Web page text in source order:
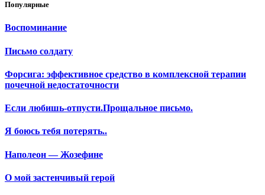
Популярные
Воспоминание
Письмо солдату
Форсига: эффективное средство в комплексной терапии
почечной недостаточности
Если любишь-отпусти.Прощальное письмо.
Я боюсь тебя потерять..
Наполеон — Жозефине
О мой застенчивый герой